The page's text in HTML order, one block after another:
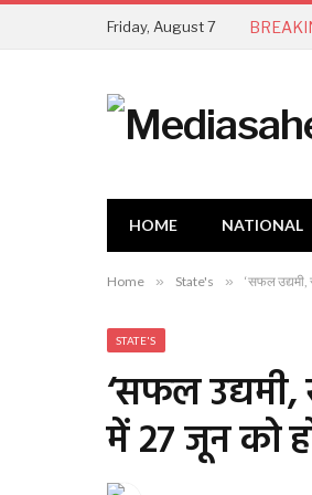
Friday, August 7
HOME NATIONAL
Home » State's » ‘सफल उद्यमी,
STATE'S
‘सफल उद्यमी,
में 27 जून को